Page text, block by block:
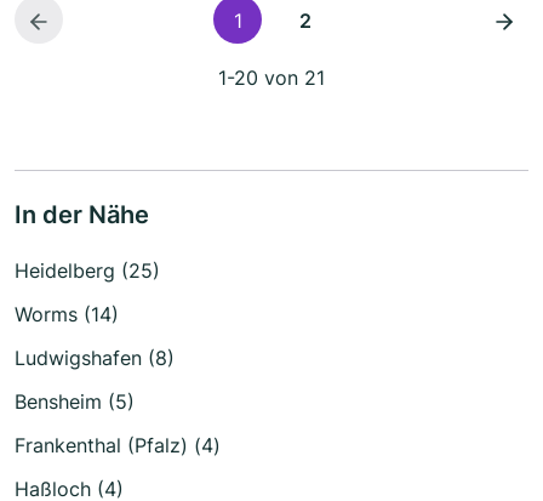
1 2
1-20 von 21
In der Nähe
Heidelberg (25)
Worms (14)
Ludwigshafen (8)
Bensheim (5)
Frankenthal (Pfalz) (4)
Haßloch (4)